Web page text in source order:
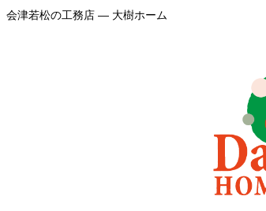
会津若松の工務店 ― 大樹ホーム